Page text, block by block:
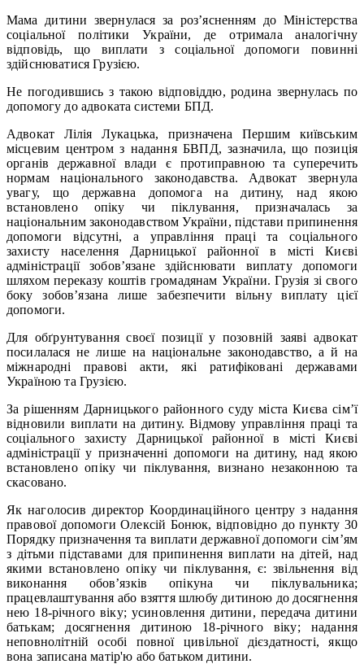
Мама дитини звернулася за роз’ясненням до Міністерства
соціальної політики України, де отримала аналогічну
відповідь, що виплати з соціальної допомоги повинні
здійснюватися Грузією.
Не погодившись з такою відповіддю, родина звернулась по
допомогу до адвоката системи БПД.
Адвокат Лілія Лукацька, призначена Першим київським
місцевим центром з надання БВПД, зазначила, що позиція
органів державної влади є протиправною та суперечить
нормам національного законодавства. Адвокат звернула
увагу, що державна допомога на дитину, над якою
встановлено опіку чи піклування, призначалась за
національним законодавством України, підстави припинення
допомоги відсутні, а управління праці та соціального
захисту населення Дарницької районної в місті Києві
адміністрації зобов’язане здійснювати виплату допомоги
шляхом переказу коштів громадянам України. Грузія зі свого
боку зобов’язана лише забезпечити вільну виплату цієї
допомоги.
Для обґрунтування своєї позиції у позовній заяві адвокат
посилалася не лише на національне законодавство, а й на
міжнародні правові акти, які ратифіковані державами
Україною та Грузією.
За рішенням Дарницького районного суду міста Києва сім’ї
відновили виплати на дитину. Відмову управління праці та
соціального захисту Дарницької районної в місті Києві
адміністрації у призначенні допомоги на дитину, над якою
встановлено опіку чи піклування, визнано незаконною та
скасовано.
Як наголосив директор Координаційного центру з надання
правової допомоги Олексій Бонюк, відповідно до пункту 30
Порядку призначення та виплати державної допомоги сім’ям
з дітьми підставами для припинення виплати на дітей, над
якими встановлено опіку чи піклування, є: звільнення від
виконання обов’язків опікуна чи піклувальника;
працевлаштування або взяття шлюбу дитиною до досягнення
нею 18-річного віку; усиновлення дитини, передача дитини
батькам; досягнення дитиною 18-річного віку; надання
неповнолітній особі повної цивільної дієздатності, якщо
вона записана матір'ю або батьком дитини.